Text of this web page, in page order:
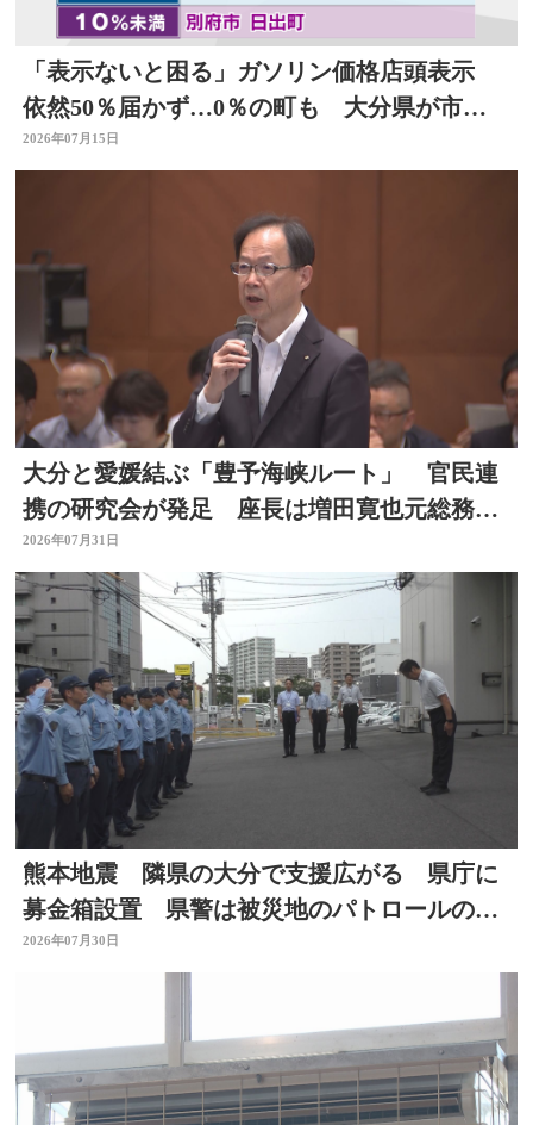
「表示ないと困る」ガソリン価格店頭表示
依然50％届かず…0％の町も 大分県が市町
村ごとの結果公表
2026年07月15日
大分と愛媛結ぶ「豊予海峡ルート」 官民連
携の研究会が発足 座長は増田寛也元総務大
臣 大分
2026年07月31日
熊本地震 隣県の大分で支援広がる 県庁に
募金箱設置 県警は被災地のパトロールのた
め部隊を派遣
2026年07月30日